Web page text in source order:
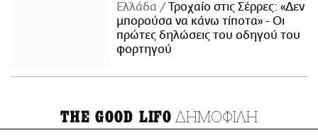
Ελλάδα
Τροχαίο στις Σέρρες: «Δεν
μπορούσα να κάνω τίποτα» - Οι
πρώτες δηλώσεις του οδηγού του
φορτηγού
THE GOOD LIFO ΔΗΜΟΦΙΛΗ